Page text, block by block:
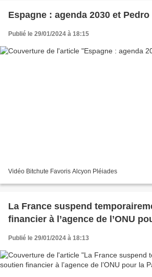
Espagne : agenda 2030 et Pedro
Publié le 29/01/2024 à 18:15
Vidéo Bitchute Favoris Alcyon Pléiades
La France suspend
financier à l’agence de l’ONU
Publié le 29/01/2024 à 18:13